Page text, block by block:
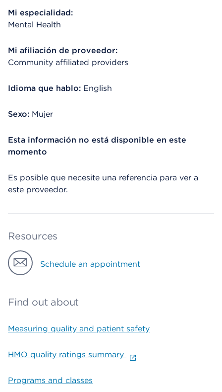
Mi especialidad:
Mental Health
Mi afiliación de proveedor:
Community affiliated providers
Idioma que hablo: English
Sexo: Mujer
Esta información no está disponible en este
momento
Es posible que necesite una referencia para ver a
este proveedor.
Resources
Schedule an appointment
Find out about
Measuring quality and patient safety
HMO quality ratings summary
Programs and classes